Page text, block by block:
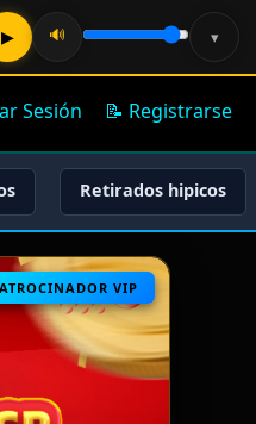
Sesión 📝 Registrarse
Retirados hipicos
VIP
▶ 🔊 ▾